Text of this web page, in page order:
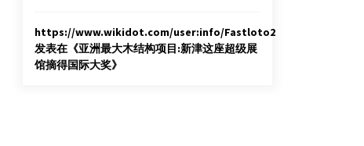
https://www.wikidot.com/user:info/Fastloto2
发表在《亚洲最大木结构项目:新津这座超级展
馆摘得国际大奖》